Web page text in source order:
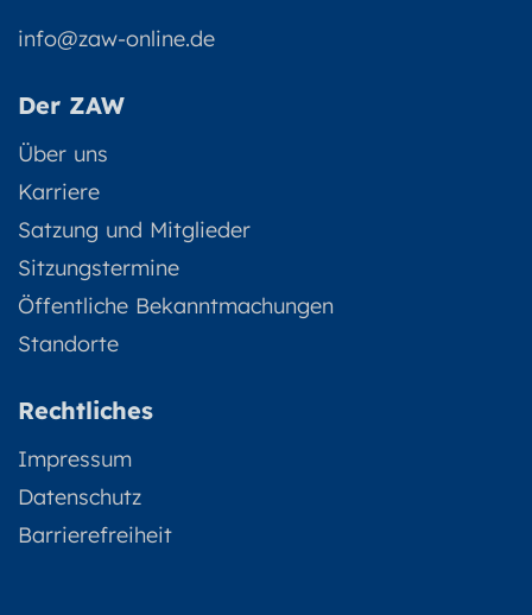
info@zaw-online.de
Der ZAW
Über uns
Karriere
Satzung und Mitglieder
Sitzungstermine
Öffentliche Bekanntmachungen
Standorte
Rechtliches
Impressum
Datenschutz
Barrierefreiheit